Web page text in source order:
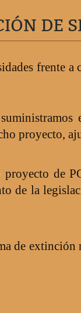
DE
frente
proyecto,
de
de la
de